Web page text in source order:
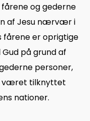
og gederne
af Jesu nærvær i
fårene er oprigtige
på grund af
personer,
været tilknyttet
nationer.